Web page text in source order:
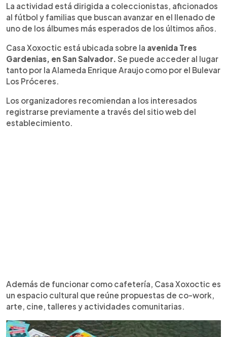
con 112 páginas y un total de 980 stickers.
La actividad está dirigida a coleccionistas, aficionados
al fútbol y familias que buscan avanzar en el llenado de
uno de los álbumes más esperados de los últimos años.
Casa Xoxoctic está ubicada sobre la avenida Tres
Gardenias, en San Salvador. Se puede acceder al lugar
tanto por la Alameda Enrique Araujo como por el Bulevar
Los Próceres.
Los organizadores recomiendan a los interesados
registrarse previamente a través del sitio web del
establecimiento.
Además de funcionar como cafetería, Casa Xoxoctic es
un espacio cultural que reúne propuestas de co-work,
arte, cine, talleres y actividades comunitarias.